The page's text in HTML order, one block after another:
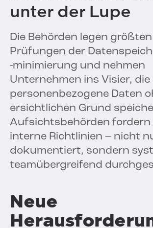
unter der Lupe
Die Behörden legen
Prüfungen der
-minimierung und nehmen
Unternehmen ins Visier, die
personenbezogene Daten
ersichtlichen Grund
Aufsichtsbehörden fordern
interne Richtlinien – nicht
dokumentiert, sondern
teamübergreifend
Neue